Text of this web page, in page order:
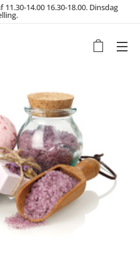
14.00 16.30-18.00. Dinsdag